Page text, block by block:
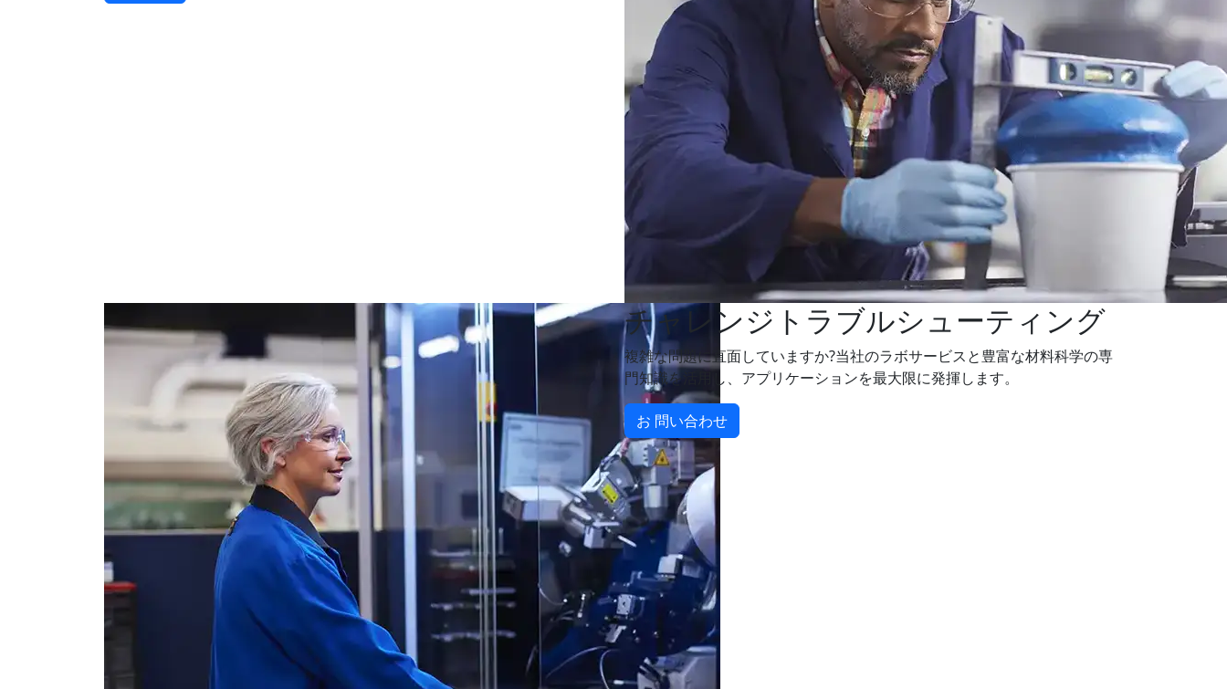
チャレンジトラブルシューティング
複雑な問題に直面していますか?当社のラボサービスと豊富な材料科学の専
門知識を活用し、アプリケーションを最大限に発揮します。
お 問い合わせ